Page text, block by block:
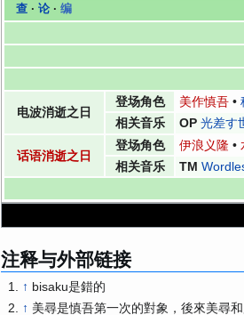
查 · 论 · 编
电波消逝之日
登场角色 美作慎吾•
相关音乐
OP 光差す
话语消逝之日
登场角色 伊浪义隆 •
相关音乐
TM
注释与外部链接
↑ bisaku是錯的
↑ 美尋是慎吾第一次的對象，後來美尋和